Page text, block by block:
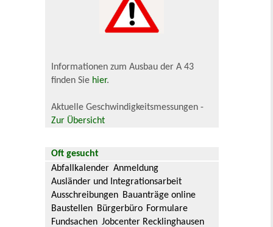
Informationen zum Ausbau der A 43
finden Sie hier.
Aktuelle Geschwindigkeitsmessungen -
Zur Übersicht
Oft gesucht
Abfallkalender Anmeldung
Ausländer und Integrationsarbeit
Ausschreibungen Bauanträge online
Baustellen Bürgerbüro Formulare
Fundsachen Jobcenter Recklinghausen